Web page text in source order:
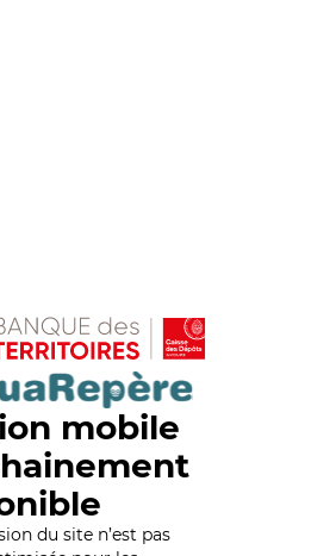
mobile
du site n’est pas